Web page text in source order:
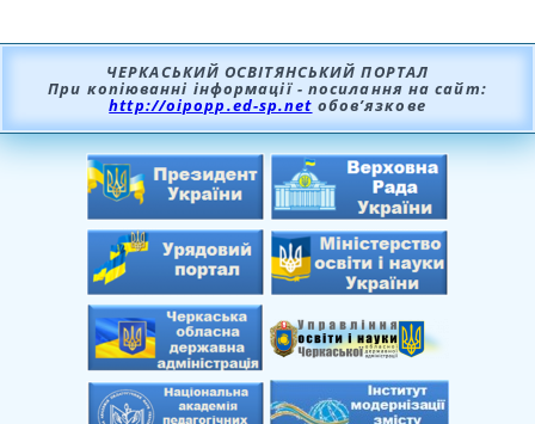
ЧЕРКАСЬКИЙ ОСВІТЯНСЬКИЙ ПОРТАЛ
При копіюванні інформації - посилання на сайт:
http://oipopp.ed-sp.net обов’язкове